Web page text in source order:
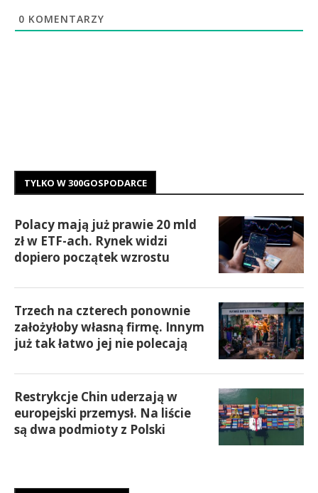
0 KOMENTARZY
TYLKO W 300GOSPODARCE
Polacy mają już prawie 20 mld
zł w ETF-ach. Rynek widzi
dopiero początek wzrostu
Trzech na czterech ponownie
założyłoby własną firmę. Innym
już tak łatwo jej nie polecają
Restrykcje Chin uderzają w
europejski przemysł. Na liście
są dwa podmioty z Polski